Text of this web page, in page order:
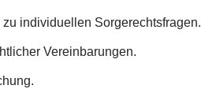
individuellen Sorgerechtsfragen.
Vereinbarungen.